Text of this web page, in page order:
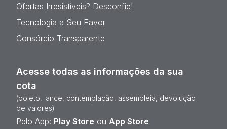
Ofertas Irresistíveis? Desconfie!
Tecnologia a Seu Favor
Consórcio Transparente
Acesse todas as informações da sua
cota
(boleto, lance, contemplação, assembleia, devolução
de valores)
Pelo App: Play Store ou App Store